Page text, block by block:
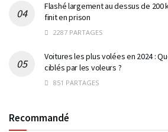
Flashé largement au dessus de 200
finit en prison
2287 PARTAGES
Voitures les plus volées en 2024 :
ciblés par les voleurs ?
851 PARTAGES
Recommandé